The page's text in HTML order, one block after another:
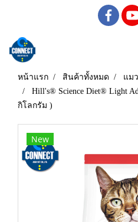
หน้าแรก สินค้าทั้งหมด แมว
Hill's® Science Diet® Light
กิโลกรัม )
New